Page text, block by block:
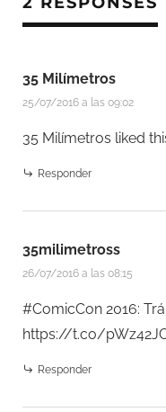
35 Milímetros
25/07/2016 a las 09:02
35 Milímetros liked
Responder
35milimetross
26/07/2016 a las 08:15
#ComicCon 2016:
https://t.co/
Responder